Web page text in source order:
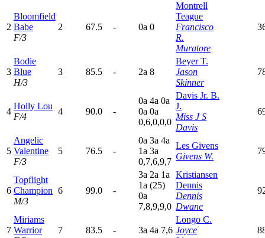
2
Bloomfield
Babe
F/3
2 67.5 - 0a 0
Montrell
Teague
Francisco
R.
Muratore
3
Bodie
Blue
H/3
3 85.5 - 2a 8
Beyer T.
Jason
Skinner
4
Holly Lou
F/4
4 90.0 -
0a 4a 0a
0a 0a
0,6,0,0,0
Davis Jr. B.
J.
Miss J S
Davis
5
Angelic
Valentine
F/3
5 76.5 -
0a 3a 4a
1a 3a
0,7,6,9,7
Les Givens
Givens W.
6
Topflight
Champion
M/3
6 99.0 -
3a 2a 1a
1a (25)
0a
7,8,9,9,0
Kristiansen
Dennis
Dennis
Dwane
7
Miriams
Warrior
7 83.5 - 3a 4a 7,6
Longo C.
Joyce